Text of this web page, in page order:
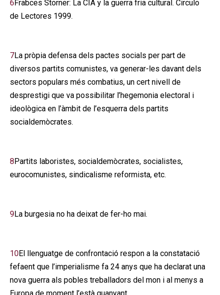
6 Frabces Storner: La CIA y la guerra fria cultural. Circulo
de Lectores 1999.
7La pròpia defensa dels pactes socials per part de
diversos partits comunistes, va generar-les davant dels
sectors populars més combatius, un cert nivell de
desprestigi que va possibilitar l’hegemonia electoral i
ideològica en l’àmbit de l’esquerra dels partits
socialdemòcrates.
8 Partits laboristes, socialdemòcrates, socialistes,
eurocomunistes, sindicalisme reformista, etc.
9La burgesia no ha deixat de fer-ho mai.
10El llenguatge de confrontació respon a la constatació
fefaent que l’imperialisme fa 24 anys que ha declarat una
nova guerra als pobles treballadors del mon i al menys a